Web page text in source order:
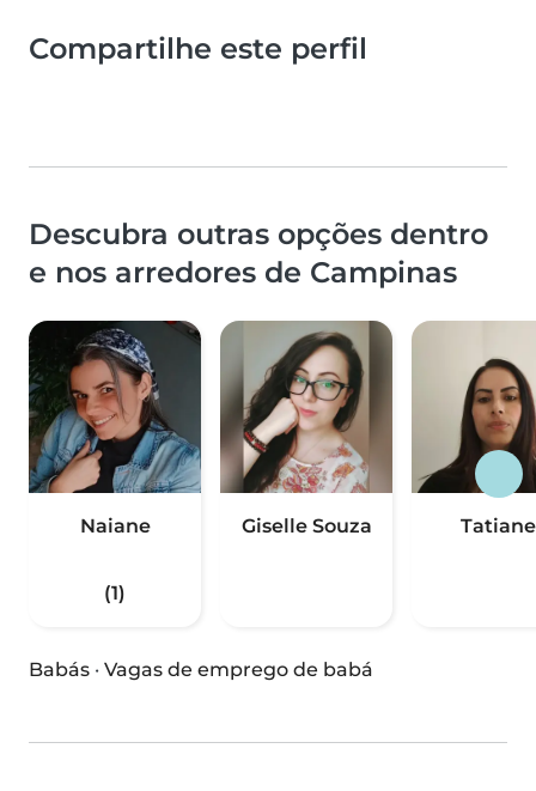
Compartilhe este perfil
Descubra outras opções dentro
e nos arredores de Campinas
Naiane
(1)
Giselle Souza Tatiane
Babás · Vagas de emprego de babá